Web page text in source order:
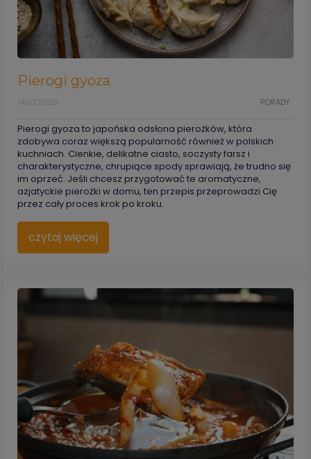
Pierogi gyoza
PORADY
14.07.2026
Pierogi gyoza to japońska odsłona pierożków, która
zdobywa coraz większą popularność również w polskich
kuchniach. Cienkie, delikatne ciasto, soczysty farsz i
charakterystyczne, chrupiące spody sprawiają, że trudno się
im oprzeć. Jeśli chcesz przygotować te aromatyczne,
azjatyckie pierożki w domu, ten przepis przeprowadzi Cię
przez cały proces krok po kroku.
czytaj więcej